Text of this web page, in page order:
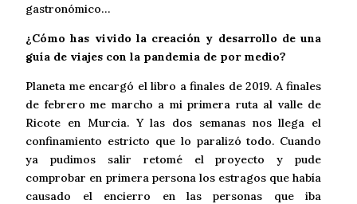
gastronómico…
¿Cómo has vivido la creación y desarrollo de una
guía de viajes con la pandemia de por medio?
Planeta me encargó el libro a finales de 2019. A finales
de febrero me marcho a mi primera ruta al valle de
Ricote en Murcia. Y las dos semanas nos llega el
confinamiento estricto que lo paralizó todo. Cuando
ya pudimos salir retomé el proyecto y pude
comprobar en primera persona los estragos que había
causado el encierro en las personas que iba